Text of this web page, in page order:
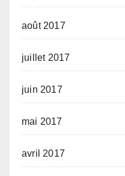
août 2017
juillet 2017
juin 2017
mai 2017
avril 2017